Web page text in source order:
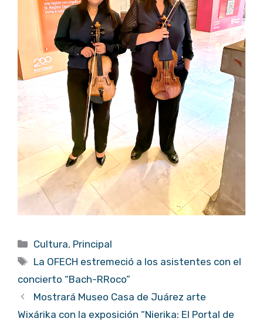
Categorías
Cultura, Principal
Etiquetas
La OFECH estremeció a los asistentes con el
concierto “Bach-RRoco”
Mostrará Museo Casa de Juárez arte
Wixárika con la exposición “Nierika: El Portal de